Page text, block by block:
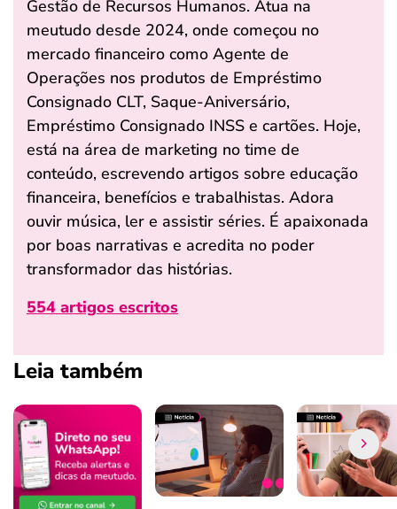
Gestão de Recursos Humanos. Atua na
meutudo desde 2024, onde começou no
mercado financeiro como Agente de
Operações nos produtos de Empréstimo
Consignado CLT, Saque-Aniversário,
Empréstimo Consignado INSS e cartões. Hoje,
está na área de marketing no time de
conteúdo, escrevendo artigos sobre educação
financeira, benefícios e trabalhistas. Adora
ouvir música, ler e assistir séries. É apaixonada
por boas narrativas e acredita no poder
transformador das histórias.
554 artigos escritos
Leia também